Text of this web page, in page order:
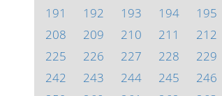
191
192 193 194 195
208
209 210 211 212
225
226 227 228 229
242
243 244 245 246